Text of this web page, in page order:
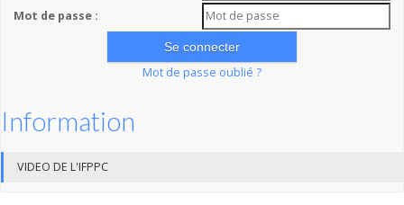
Mot de passe :
Mot de passe oublié ?
Information
VIDEO DE L'IFPPC